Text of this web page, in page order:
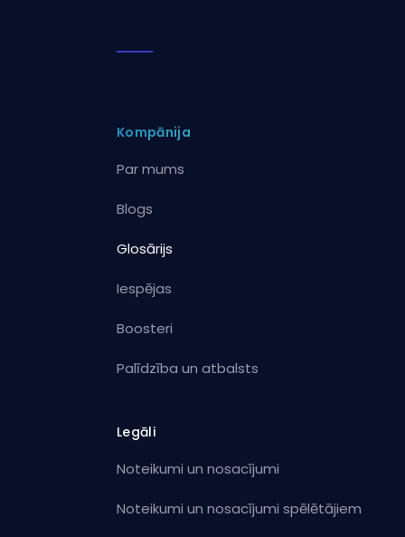
Kompānija
Par mums
Blogs
Glosārijs
Iespējas
Boosteri
Palīdzība un atbalsts
Legāli
Noteikumi un nosacījumi
Noteikumi un nosacījumi spēlētājiem